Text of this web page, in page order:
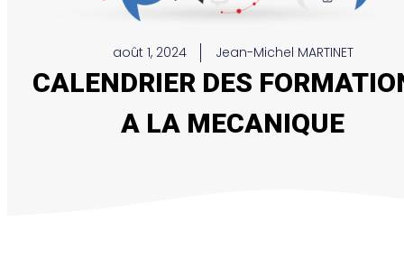
août 1, 2024 Jean-Michel MARTINET
CALENDRIER DES
A LA MECANIQUE